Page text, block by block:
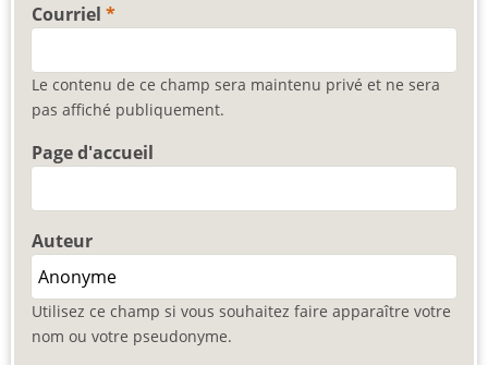
Courriel
Le contenu de ce champ sera maintenu privé et ne sera
pas affiché publiquement.
Page d'accueil
Auteur
Utilisez ce champ si vous souhaitez faire apparaître votre
nom ou votre pseudonyme.